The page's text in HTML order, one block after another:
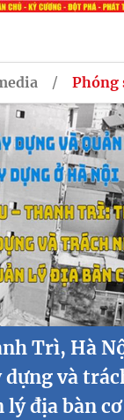
/ Phóng
Trì, Hà
dựng và
lý địa bàn